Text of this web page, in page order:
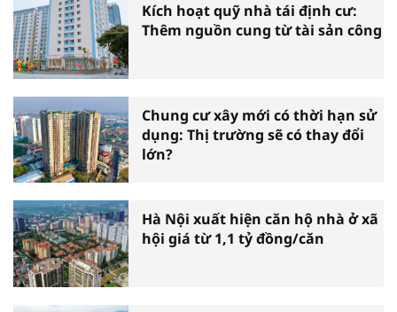
Kích hoạt quỹ nhà tái định cư:
Thêm nguồn cung từ tài sản công
Chung cư xây mới có thời hạn sử
dụng: Thị trường sẽ có thay đổi
lớn?
Hà Nội xuất hiện căn hộ nhà ở xã
hội giá từ 1,1 tỷ đồng/căn